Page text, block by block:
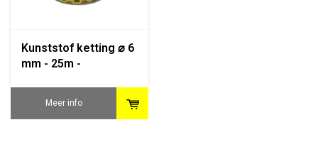
Kunststof ketting ⌀ 6
mm - 25m -
Meer info